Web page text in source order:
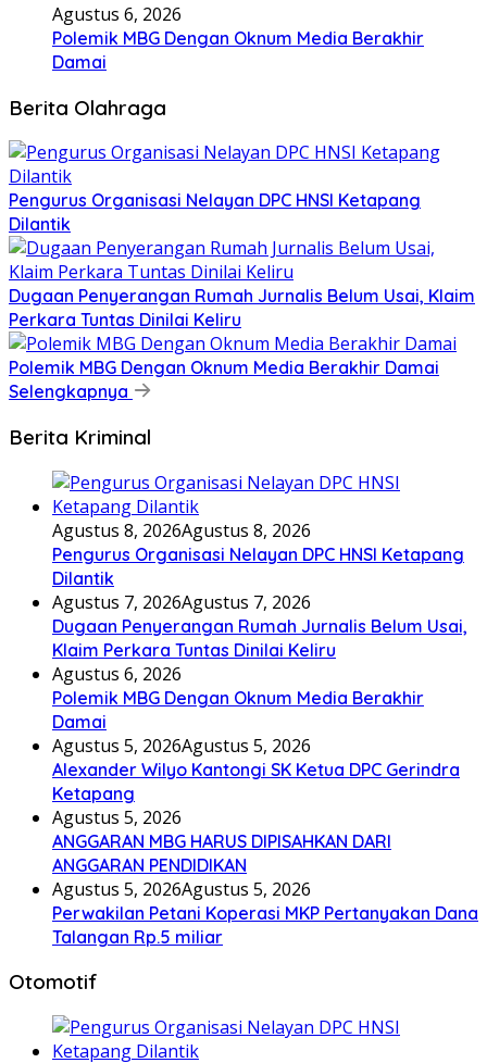
Agustus 6, 2026
Polemik MBG Dengan Oknum Media Berakhir
Damai
Berita Olahraga
Pengurus Organisasi Nelayan DPC HNSI Ketapang
Dilantik
Dugaan Penyerangan Rumah Jurnalis Belum Usai, Klaim
Perkara Tuntas Dinilai Keliru
Polemik MBG Dengan Oknum Media Berakhir Damai
Selengkapnya
Berita Kriminal
Agustus 8, 2026Agustus 8, 2026
Pengurus Organisasi Nelayan DPC HNSI Ketapang
Dilantik
Agustus 7, 2026Agustus 7, 2026
Dugaan Penyerangan Rumah Jurnalis Belum Usai,
Klaim Perkara Tuntas Dinilai Keliru
Agustus 6, 2026
Polemik MBG Dengan Oknum Media Berakhir
Damai
Agustus 5, 2026Agustus 5, 2026
Alexander Wilyo Kantongi SK Ketua DPC Gerindra
Ketapang
Agustus 5, 2026
ANGGARAN MBG HARUS DIPISAHKAN DARI
ANGGARAN PENDIDIKAN
Agustus 5, 2026Agustus 5, 2026
Perwakilan Petani Koperasi MKP Pertanyakan Dana
Talangan Rp.5 miliar
Otomotif